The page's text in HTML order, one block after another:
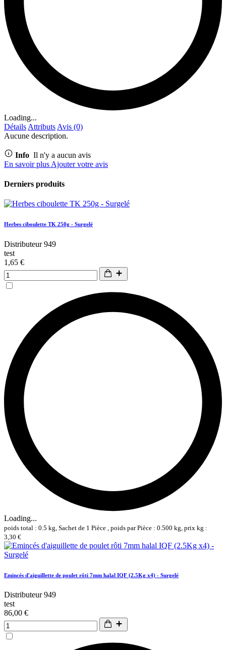
Loading...
Détails Attributs Avis (0)
Aucune description.
Info Il n'y a aucun avis
En savoir plus Ajouter votre avis
Derniers produits
Herbes ciboulette TK 250g - Surgelé
Distributeur 949
test
1,65 €
Loading...
poids total : 0.5 kg, Sachet de 1 Pièce , poids par Pièce : 0.500 kg, prix kg :
3,30 €
Emincés d'aiguillette de poulet rôti 7mm halal IQF (2.5Kg x4) - Surgelé
Distributeur 949
test
86,00 €